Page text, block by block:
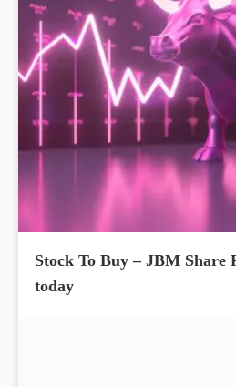
Stock To Buy – JBM Share
today